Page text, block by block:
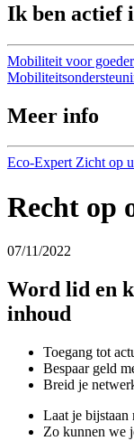
Ik ben actief
Mobiliteit voor
Meer info
Eco-Expert Zicht op
Recht op
07/11/2022
Word lid en
inhoud
Toegang tot
Bespaar geld
Breid je
Laat je bijstaan
Zo kunnen we